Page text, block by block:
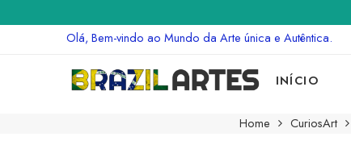
Olá, Bem-vindo ao Mundo da Arte única e Autêntica.
INÍCIO
Home CuriosArt